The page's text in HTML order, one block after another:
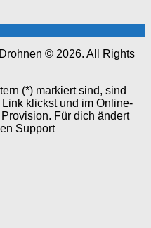
© 2026. All Rights
(*) markiert sind, sind
klickst und im Online-
Für dich ändert
Support